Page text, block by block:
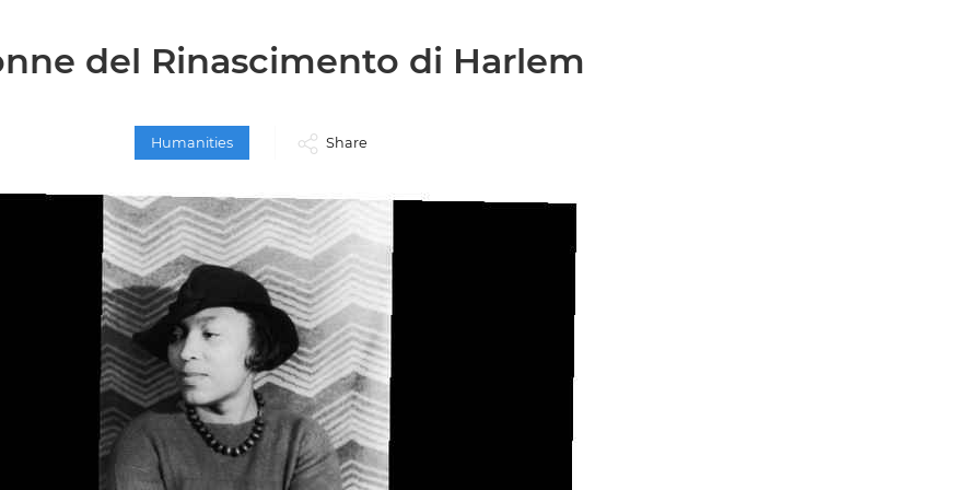
del Rinascimento di Harlem
Humanities Share